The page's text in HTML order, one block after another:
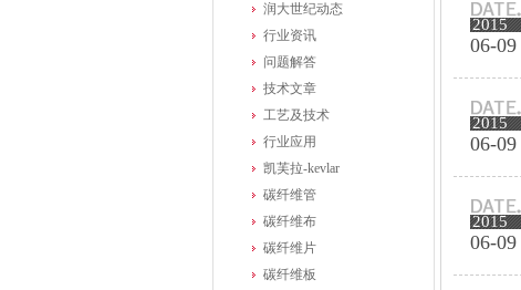
润大世纪动态
行业资讯
问题解答
技术文章
工艺及技术
行业应用
凯芙拉-kevlar
碳纤维管
碳纤维布
碳纤维片
碳纤维板
2015
06-09
2015
06-09
2015
06-09